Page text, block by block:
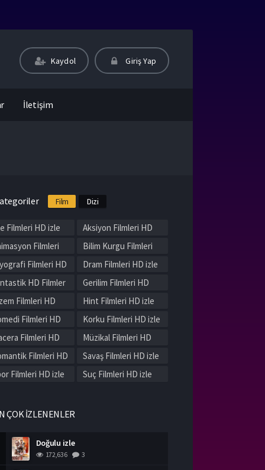
Kaydol Giriş Yap
İletişim
Film Dizi
Filmleri HD izle
Aksiyon Filmleri HD
izle
Filmleri
izle
Bilim Kurgu Filmleri
HD izle
Filmleri HD
Dram Filmleri HD izle
HD Filmler
Gerilim Filmleri HD
izle
Filmleri HD
Hint Filmleri HD izle
Filmleri HD
Korku Filmleri HD izle
Filmleri HD
Müzikal Filmleri HD
izle
Filmleri HD
Savaş Filmleri HD izle
Filmleri HD izle
Suç Filmleri HD izle
Filmleri HD izle
ÇOK İZLENENLER
Doğulu izle
172,636 3